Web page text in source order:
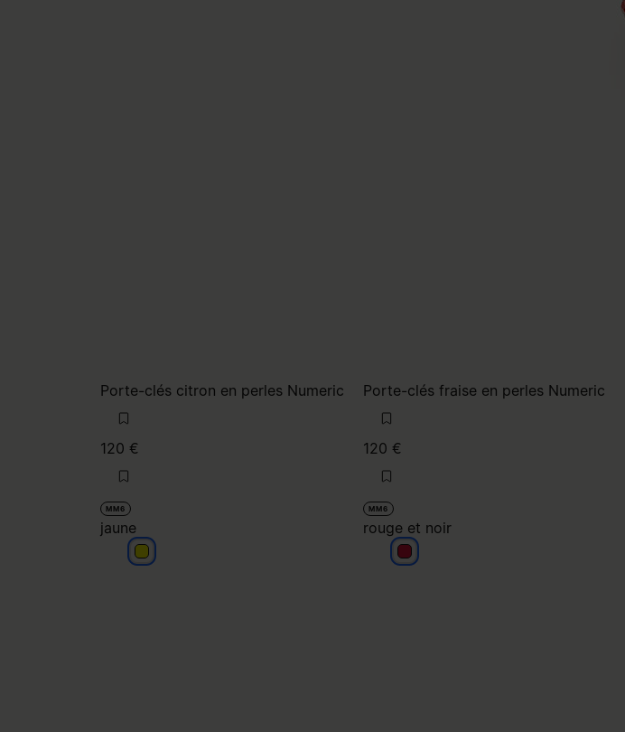
Porte-clés citron en perles Numeric
120 €
MM6
jaune
jaune
Porte-clés fraise en perles Numeric
120 €
MM6
rouge et noir
rouge et noir